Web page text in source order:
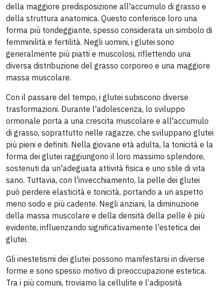
della maggiore predisposizione all'accumulo di grasso e
della struttura anatomica. Questo conferisce loro una
forma più tondeggiante, spesso considerata un simbolo di
femminilità e fertilità. Negli uomini, i glutei sono
generalmente più piatti e muscolosi, riflettendo una
diversa distribuzione del grasso corporeo e una maggiore
massa muscolare.
Con il passare del tempo, i glutei subiscono diverse
trasformazioni. Durante l'adolescenza, lo sviluppo
ormonale porta a una crescita muscolare e all'accumulo
di grasso, soprattutto nelle ragazze, che sviluppano glutei
più pieni e definiti. Nella giovane età adulta, la tonicità e la
forma dei glutei raggiungono il loro massimo splendore,
sostenuti da un'adeguata attività fisica e uno stile di vita
sano. Tuttavia, con l'invecchiamento, la pelle dei glutei
può perdere elasticità e tonicità, portando a un aspetto
meno sodo e più cadente. Negli anziani, la diminuzione
della massa muscolare e della densità della pelle è più
evidente, influenzando significativamente l'estetica dei
glutei.
Gli inestetismi dei glutei possono manifestarsi in diverse
forme e sono spesso motivo di preoccupazione estetica.
Tra i più comuni, troviamo la cellulite e l’adiposità